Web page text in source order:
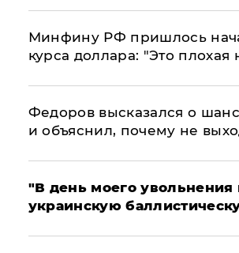
Минфину РФ пришлось
курса доллара: "Это плохая
Федоров высказался о
и объяснил, почему не
​"В день моего
украинскую